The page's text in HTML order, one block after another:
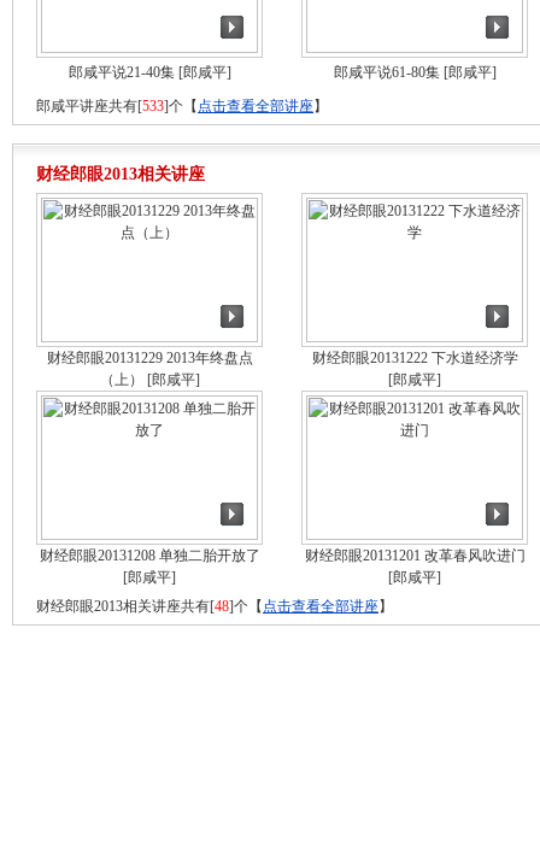
郎咸平说21-40集[郎咸平] 郎咸平说61-80集[郎咸平]
郎咸平讲座共有[533]个【 点击查看全部讲座】
财经郎眼2013相关讲座
财经郎眼20131229 2013年终盘点
（上）
[郎咸平]
财经郎眼20131222 下水道经济学
[郎咸平]
财经郎眼20131208 单独二胎开放了
[郎咸平]
财经郎眼20131201 改革春风吹进门
[郎咸平]
财经郎眼2013相关讲座共有[48]个【 点击查看全部讲座】